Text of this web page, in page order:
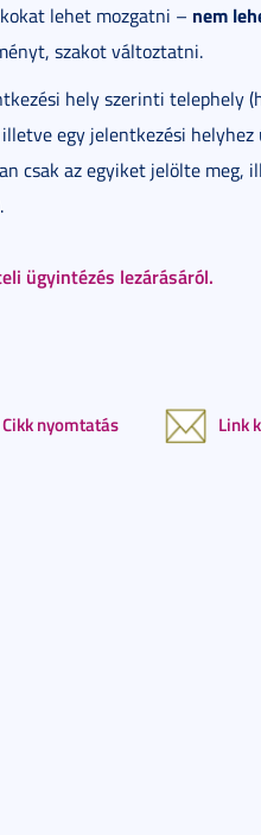
lehet mozgatni – nem
szakot változtatni.
hely szerinti telephely
egy jelentkezési
csak az egyiket jelölte meg,
ügyintézés lezárásáról.
Cikk nyomtatás Link